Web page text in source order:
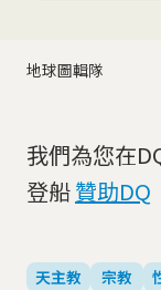
地球圖輯隊
我們為您在
登船贊助DQ
天主教 宗教